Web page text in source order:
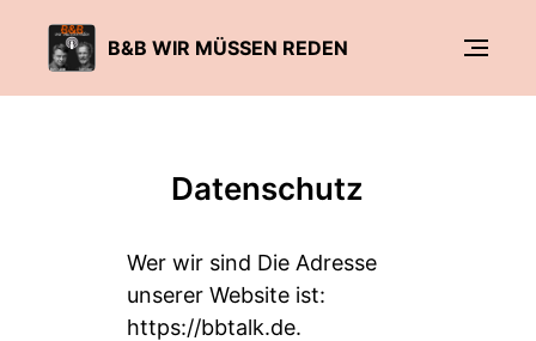
B&B WIR MÜSSEN REDEN
Datenschutz
Wer wir sind Die Adresse
unserer Website ist:
https://bbtalk.de.